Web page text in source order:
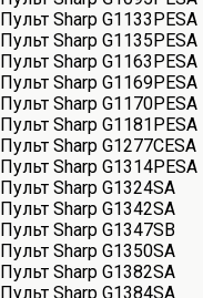
Пульт Sharp G1133PESA
Пульт Sharp G1135PESA
Пульт Sharp G1163PESA
Пульт Sharp G1169PESA
Пульт Sharp G1170PESA
Пульт Sharp G1181PESA
Пульт Sharp G1277CESA
Пульт Sharp G1314PESA
Пульт Sharp G1324SA
Пульт Sharp G1342SA
Пульт Sharp G1347SB
Пульт Sharp G1350SA
Пульт Sharp G1382SA
Пульт Sharp G1384SA